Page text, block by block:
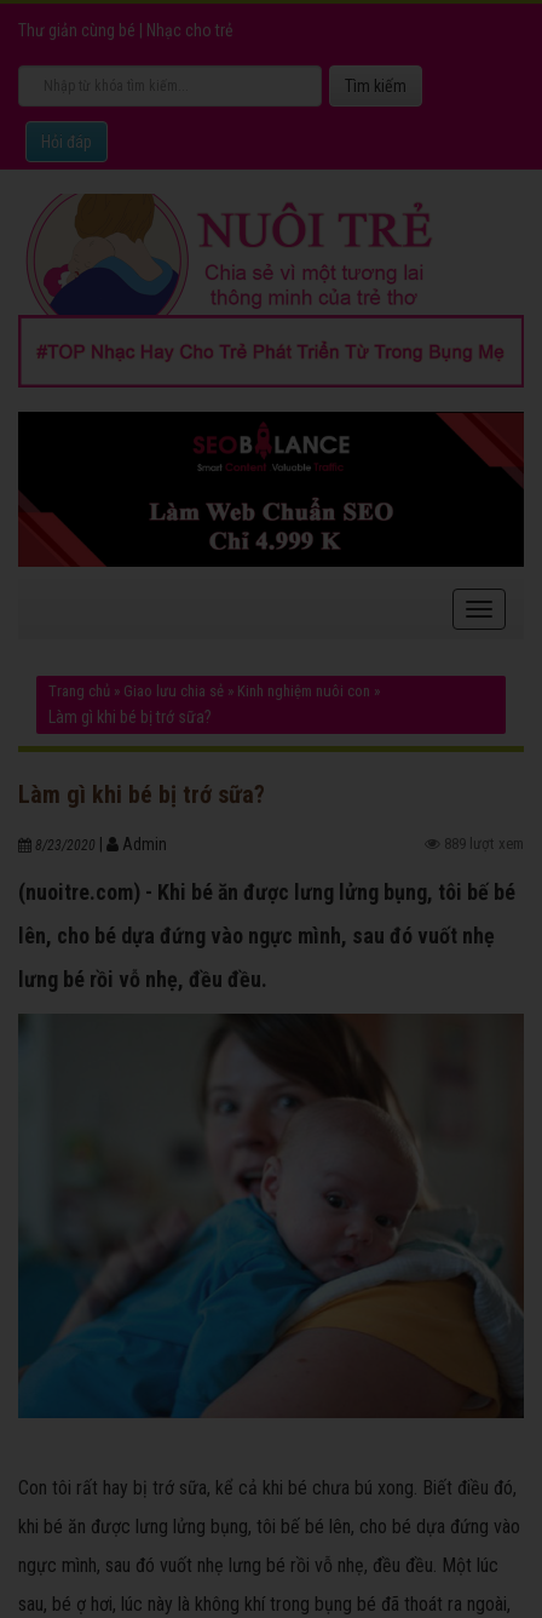
Thư giản cùng bé Nhạc cho trẻ
Hỏi đáp
Trang chủ » Giao lưu chia sẻ » Kinh nghiệm nuôi con »
Làm gì khi bé bị trớ sữa?
Làm gì khi bé bị trớ sữa?
8/23/2020 Admin 889 lượt xem
(nuoitre.com) - Khi bé ăn được lưng lửng bụng, tôi bế bé
lên, cho bé dựa đứng vào ngực mình, sau đó vuốt nhẹ
lưng bé rồi vỗ nhẹ, đều đều.
Con tôi rất hay bị trớ sữa, kể cả khi bé chưa bú xong. Biết điều đó,
khi bé ăn được lưng lửng bụng, tôi bế bé lên, cho bé dựa đứng vào
ngực mình, sau đó vuốt nhẹ lưng bé rồi vỗ nhẹ, đều đều. Một lúc
sau, bé ợ hơi, lúc này là không khí trong bụng bé đã thoát ra ngoài,